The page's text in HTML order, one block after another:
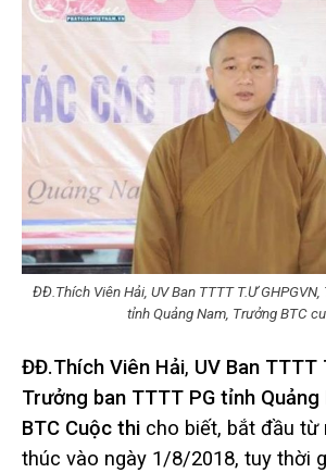
ĐĐ.Thích Viên Hải, UV Ban TTTT T.Ư
tỉnh Quảng Nam, Trưởng BTC
ĐĐ.Thích Viên Hải, UV Ban TTTT
Trưởng ban TTTT PG tỉnh
BTC Cuộc thi cho biết, bắt đầu từ
thúc vào ngày 1/8/2018, tuy thời